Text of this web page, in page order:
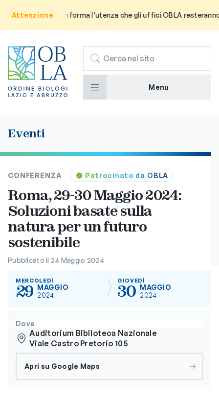
Attenzione
Avviso: Si informa l’utenza che gli uffici OBLA resteranno
CERCA
Menu
Eventi
CONFERENZA Patrocinato da OBLA
Roma, 29-30 Maggio 2024:
Soluzioni basate sulla
natura per un futuro
sostenibile
Pubblicato il 24 Maggio 2024
MERCOLEDÌ
29 MAGGIO
2024
GIOVEDÌ
30 MAGGIO
2024
Dove
Auditorium Biblioteca Nazionale
Viale Castro Pretorio 105
Apri su Google Maps